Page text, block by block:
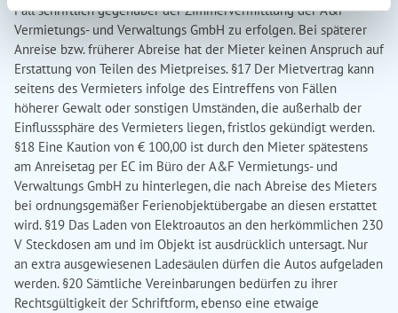
Fall schriftlich gegenüber der Zimmervermittlung der A&F
Vermietungs- und Verwaltungs GmbH zu erfolgen. Bei späterer
Anreise bzw. früherer Abreise hat der Mieter keinen Anspruch auf
Erstattung von Teilen des Mietpreises. §17 Der Mietvertrag kann
seitens des Vermieters infolge des Eintreffens von Fällen
höherer Gewalt oder sonstigen Umständen, die außerhalb der
Einflusssphäre des Vermieters liegen, fristlos gekündigt werden.
§18 Eine Kaution von € 100,00 ist durch den Mieter spätestens
am Anreisetag per EC im Büro der A&F Vermietungs- und
Verwaltungs GmbH zu hinterlegen, die nach Abreise des Mieters
bei ordnungsgemäßer Ferienobjektübergabe an diesen erstattet
wird. §19 Das Laden von Elektroautos an den herkömmlichen 230
V Steckdosen am und im Objekt ist ausdrücklich untersagt. Nur
an extra ausgewiesenen Ladesäulen dürfen die Autos aufgeladen
werden. §20 Sämtliche Vereinbarungen bedürfen zu ihrer
Rechtsgültigkeit der Schriftform, ebenso eine etwaige